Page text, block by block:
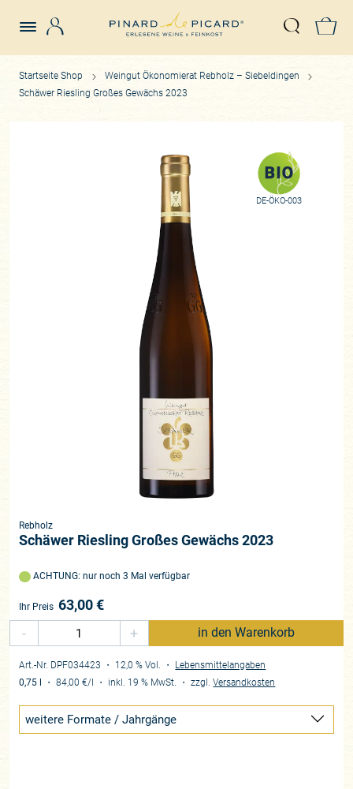
Suche
Startseite Shop
Weingut Ökonomierat Rebholz – Siebeldingen
Schäwer Riesling Großes Gewächs 2023
DE-ÖKO-003
Rebholz
Schäwer Riesling Großes Gewächs 2023
ACHTUNG: nur noch 3 Mal verfügbar
Ihr Preis 63,00€
-
+ in den Warenkorb
Art.-Nr. DPF034423 ・ 12,0 % Vol. ・ Lebensmittelangaben
0,75 l
・84,00 €/l ・ inkl. 19 % MwSt. ・zzgl.Versandkosten
weitere Formate / Jahrgänge